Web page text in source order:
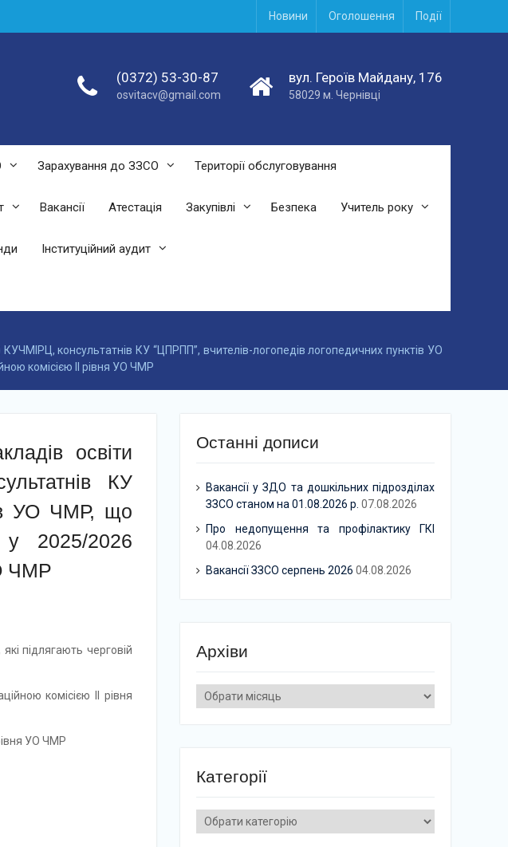
Новини Оголошення Події
(0372) 53-30-87
osvitacv@gmail.com
вул. Героїв Майдану, 176
58029 м. Чернівці
Зарахування до ЗЗСО Території обслуговування
Вакансії Атестація Закупівлі Безпека Учитель року
Інституційний аудит
КУЧМІРЦ, консультатнів КУ “ЦПРПП”, вчителів-логопедів логопедичних пунктів УО
комісією ІІ рівня УО ЧМР
освіти
КУ
УО ЧМР, що
у 2025/2026
ЧМР
які підлягають черговій
комісією ІІ рівня
УО ЧМР
Останні дописи
Вакансії у ЗДО та дошкільних підрозділах
ЗЗСО станом на 01.08.2026 р. 07.08.2026
Про недопущення та профілактику ГКІ
04.08.2026
Вакансії ЗЗСО серпень 2026 04.08.2026
Архіви
Архіви
Категорії
Категорії